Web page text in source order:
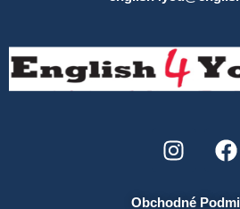
Obchodné